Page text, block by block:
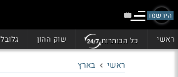
הירשמו
ראשי כל הכותרות שוק ההון גלובל
ראשי בארץ